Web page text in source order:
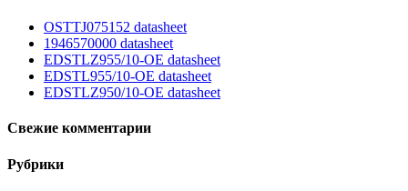
OSTTJ075152 datasheet
1946570000 datasheet
EDSTLZ955/10-OE datasheet
EDSTL955/10-OE datasheet
EDSTLZ950/10-OE datasheet
Свежие комментарии
Рубрики